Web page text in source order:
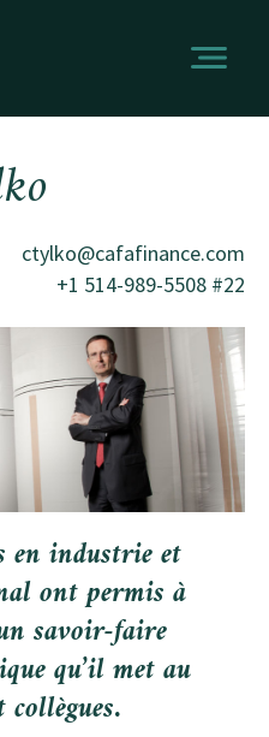
ctylko@cafafinance.com
+1 514-989-5508 #22
en industrie et
ont permis à
savoir-faire
qu’il met au